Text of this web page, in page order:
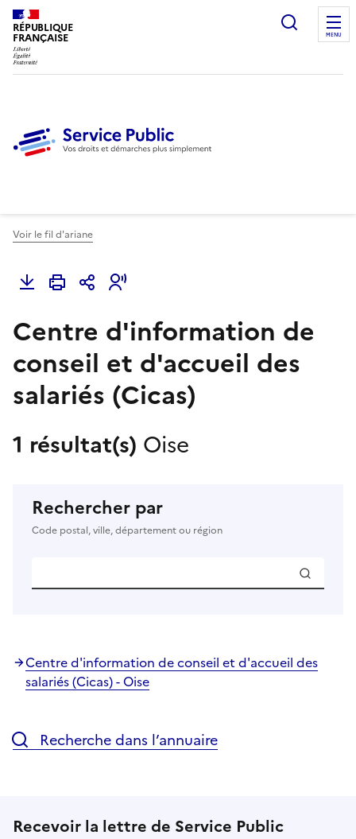
RÉPUBLIQUE
FRANÇAISE
Ouvrir
MENU
Voir le fil d'ariane
Centre d'information de
conseil et d'accueil des
salariés (Cicas)
1 résultat(s) Oise
Rechercher par
Code postal, ville, département ou région
Centre d'information de conseil et d'accueil des
salariés (Cicas) - Oise
Recherche dans l’annuaire
Recevoir la lettre de Service Public